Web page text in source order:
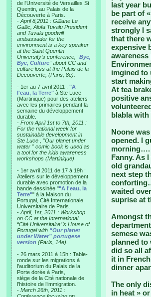
de l'Université de Versailles St
Quentin, au Palais de la
Découverte à Paris.
- April 8,2011 : Gilliane Le
Gallic, Alofa Tuvalu President
and Tuvalu goodwill
ambassador for the
environment is a key speaker
at the Saint Quentin
University’s conference, "Bye,
Bye, Culture" about CC and
culture loss at the Palais de la
Decouverte, (Paris, 8e).
- 1er au 7 avril 2011 : "A
l'eau, la Terre" à Ste Luce
(Martinique) pour des ateliers
avec les primaires pendant la
semaine du développement
durable.
- From April 1st to 7th, 2011 :
For the national week for
sustainable development in
Ste Luce , "Our planet under
water " comic book is used as
a tool for the kids awareness
workshops (Martinique)
- 1er avril 2011 de 17 à 19h :
Ateliers sur le développement
durable avec promotion de la
bande dessinée ""A l'eau, la
Terre"" à la Maison du
Portugal, Cité Internationale
Universitaire de Paris.
- April, 1st, 2011 : Workshop
on CC at the International
“Cité Universitaire”’s House of
Portugal with “Our planet
under Water” portugese
version (Paris, 14e).
- 26 mars 2011 à 15h : Table-
ronde sur les migrations à
l’auditorium du Palais de la
Porte dorée à Paris,
siège de la Cité nationale de
l’histoire de l’immigration.
- March 26th, 2011 :
last year
be part of
receive
strongly I
that there
expensive
awareness
imgined to
start
At tea
positive
blabla with
Noone
opened. I
morning….
Fanny. As
old
next step
waited
suprise at
Amongst
semese
planned to
did so all
it in
dinner
The only
in heat »